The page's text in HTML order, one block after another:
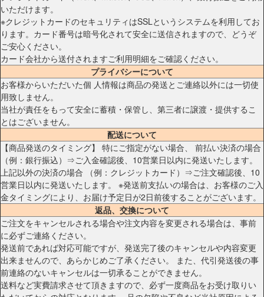
いただけます。
※クレジットカードのセキュリティはSSLというシステムを利用してお
ります。カード番号は暗号化されて安全に送信されますので、どうぞ
ご安心ください。
カード会社から送付されますご利用明細をご確認ください。
プライバシーについて
お客様からいただいた個 人情報は商品の発送とご連絡以外には一切使
用致しません。
当社が責任をもって安全に蓄積・保管し、第三者に譲渡・提供するこ
とはございません。
配送について
【商品発送のタイミング】 特にご指定がない場合、 前払い決済の場合
（例：銀行振込）⇒ご入金確認後、10営業日以内に発送いたします。
上記以外の決済の場合 （例：クレジットカード）⇒ご注文確認後、10
営業日以内に発送いたします。 ※発送前支払いの場合は、お客様のご入
金タイミングにより、お届け予定日が2日前後することがございます。
返品、交換について
ご注文をキャンセルされる場合や注文内容を変更される場合は、事前
に必ずご連絡ください。
発送前であれば対応可能ですが、発送完了後のキャンセルや内容変更
出来ませんので、あらかじめご了承ください。 また、代引発送後の事
前連絡のないキャンセルは一切承ることができません。
送料など実費請求させて頂きますので、必ず一度商品をお受け取りい